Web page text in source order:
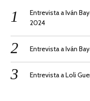
Entrevista a Iván
2024
Entrevista a Iván
Entrevista a Loli